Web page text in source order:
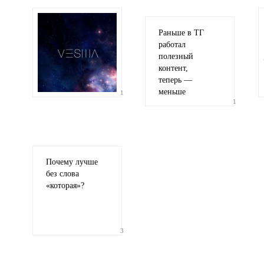
1
Раньше в ТГ
работал
полезный
контент,
теперь —
меньше
1
Почему лучше
без слова
«которая»?
3